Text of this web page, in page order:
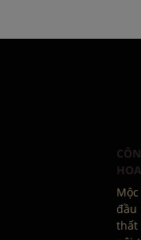
HOA
đầu
thất